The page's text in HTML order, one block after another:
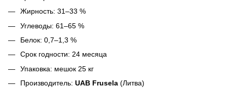
Жирность: 31–33 %
Углеводы: 61–65 %
Белок: 0,7–1,3 %
Срок годности: 24 месяца
Упаковка: мешок 25 кг
Производитель: UAB Frusela (Литва)